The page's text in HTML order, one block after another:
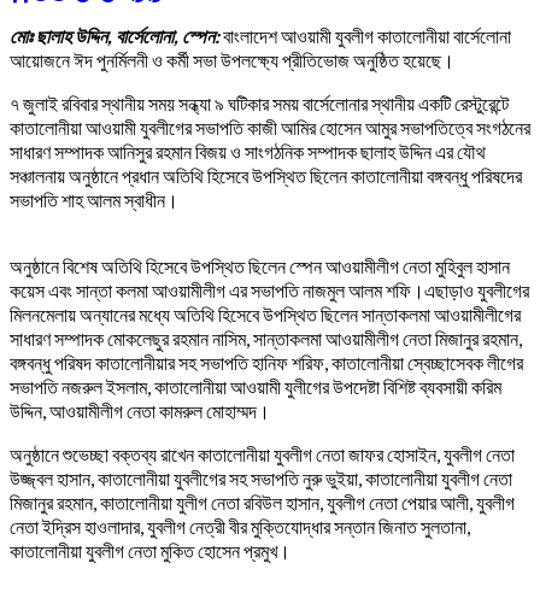
মোঃ ছালাহ উদ্দিন, বার্সেলোনা, স্পেন:বাংলাদেশ আওয়ামী যুবলীগ কাতালোনীয়া বার্সেলোনা
আয়োজনে ঈদ পুনর্মিলনী ও কর্মী সভা উপলক্ষ্যে প্রীতিভোজ অনুষ্ঠিত হয়েছে।
৭ জুলাই রবিবার স্থানীয় সময় সন্ধ্যা ৯ ঘটিকার সময় বার্সেলোনার স্থানীয় একটি রেস্টুরেন্টে
কাতালোনীয়া আওয়ামী যুবলীগের সভাপতি কাজী আমির হোসেন আমুর সভাপতিত্বে সংগঠনের
সাধারণ সম্পাদক আনিসুর রহমান বিজয় ও সাংগঠনিক সম্পাদক ছালাহ উদ্দিন এর যৌথ
সঞ্চালনায় অনুষ্ঠানে প্রধান অতিথি হিসেবে উপস্থিত ছিলেন কাতালোনীয়া বঙ্গবন্ধু পরিষদের
সভাপতি শাহ আলম স্বাধীন।
অনুষ্ঠানে বিশেষ অতিথি হিসেবে উপস্থিত ছিলেন স্পেন আওয়ামীলীগ নেতা মুহিবুল হাসান
কয়েস এবং সান্তা কলমা আওয়ামীলীগ এর সভাপতি নাজমুল আলম শফি।এছাড়াও যুবলীগের
মিলনমেলায় অন্যানের মধ্যে অতিথি হিসেবে উপস্থিত ছিলেন সান্তাকলমা আওয়ামীলীগের
সাধারণ সম্পাদক মোকলেছুর রহমান নাসিম, সান্তাকলমা আওয়ামীলীগ নেতা মিজানুর রহমান,
বঙ্গবন্ধু পরিষদ কাতালোনীয়ার সহ সভাপতি হানিফ শরিফ, কাতালোনীয়া স্বেচ্ছাসেবক লীগের
সভাপতি নজরুল ইসলাম, কাতালোনীয়া আওয়ামী যুলীগের উপদেষ্টা বিশিষ্ট ব্যবসায়ী করিম
উদ্দিন, আওয়ামীলীগ নেতা কামরুল মোহাম্মদ।
অনুষ্ঠানে শুভেচ্ছা বক্তব্য রাখেন কাতালোনীয়া যুবলীগ নেতা জাফর হোসাইন, যুবলীগ নেতা
উজ্জ্বল হাসান, কাতালোনীয়া যুবলীগের সহ সভাপতি নুরু ভুইয়া, কাতালোনীয়া যুবলীগ নেতা
মিজানুর রহমান, কাতালোনীয়া যুলীগ নেতা রবিউল হাসান, যুবলীগ নেতা পেয়ার আলী, যুবলীগ
নেতা ইদ্রিস হাওলাদার, যুবলীগ নেত্রী বীর মুক্তিযোদ্ধার সন্তান জিনাত সুলতানা,
কাতালোনীয়া যুবলীগ নেতা মুকিত হোসেন প্রমুখ।